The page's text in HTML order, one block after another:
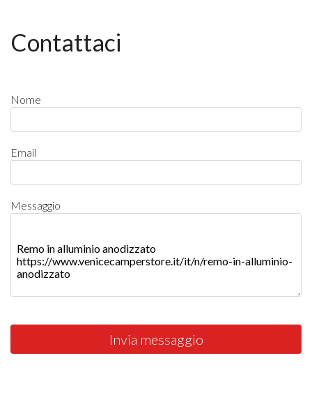
Contattaci
Nome
Email
Messaggio
Invia messaggio